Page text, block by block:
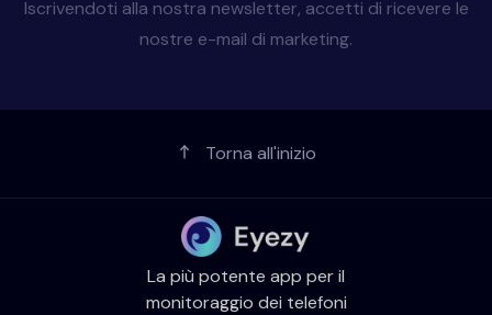
Iscrivendoti alla nostra newsletter, accetti di ricevere le
nostre e-mail di marketing.
Torna all'inizio
La più potente app per il
monitoraggio dei telefoni